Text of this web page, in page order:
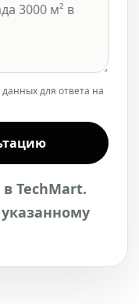
для ответа на
TechMart.